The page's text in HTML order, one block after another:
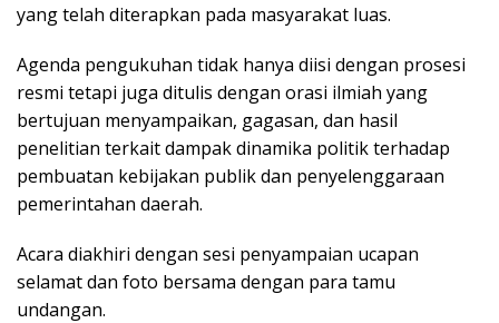
yang telah diterapkan pada masyarakat luas.
Agenda pengukuhan tidak hanya diisi dengan prosesi
resmi tetapi juga ditulis dengan orasi ilmiah yang
bertujuan menyampaikan, gagasan, dan hasil
penelitian terkait dampak dinamika politik terhadap
pembuatan kebijakan publik dan penyelenggaraan
pemerintahan daerah.
Acara diakhiri dengan sesi penyampaian ucapan
selamat dan foto bersama dengan para tamu
undangan.